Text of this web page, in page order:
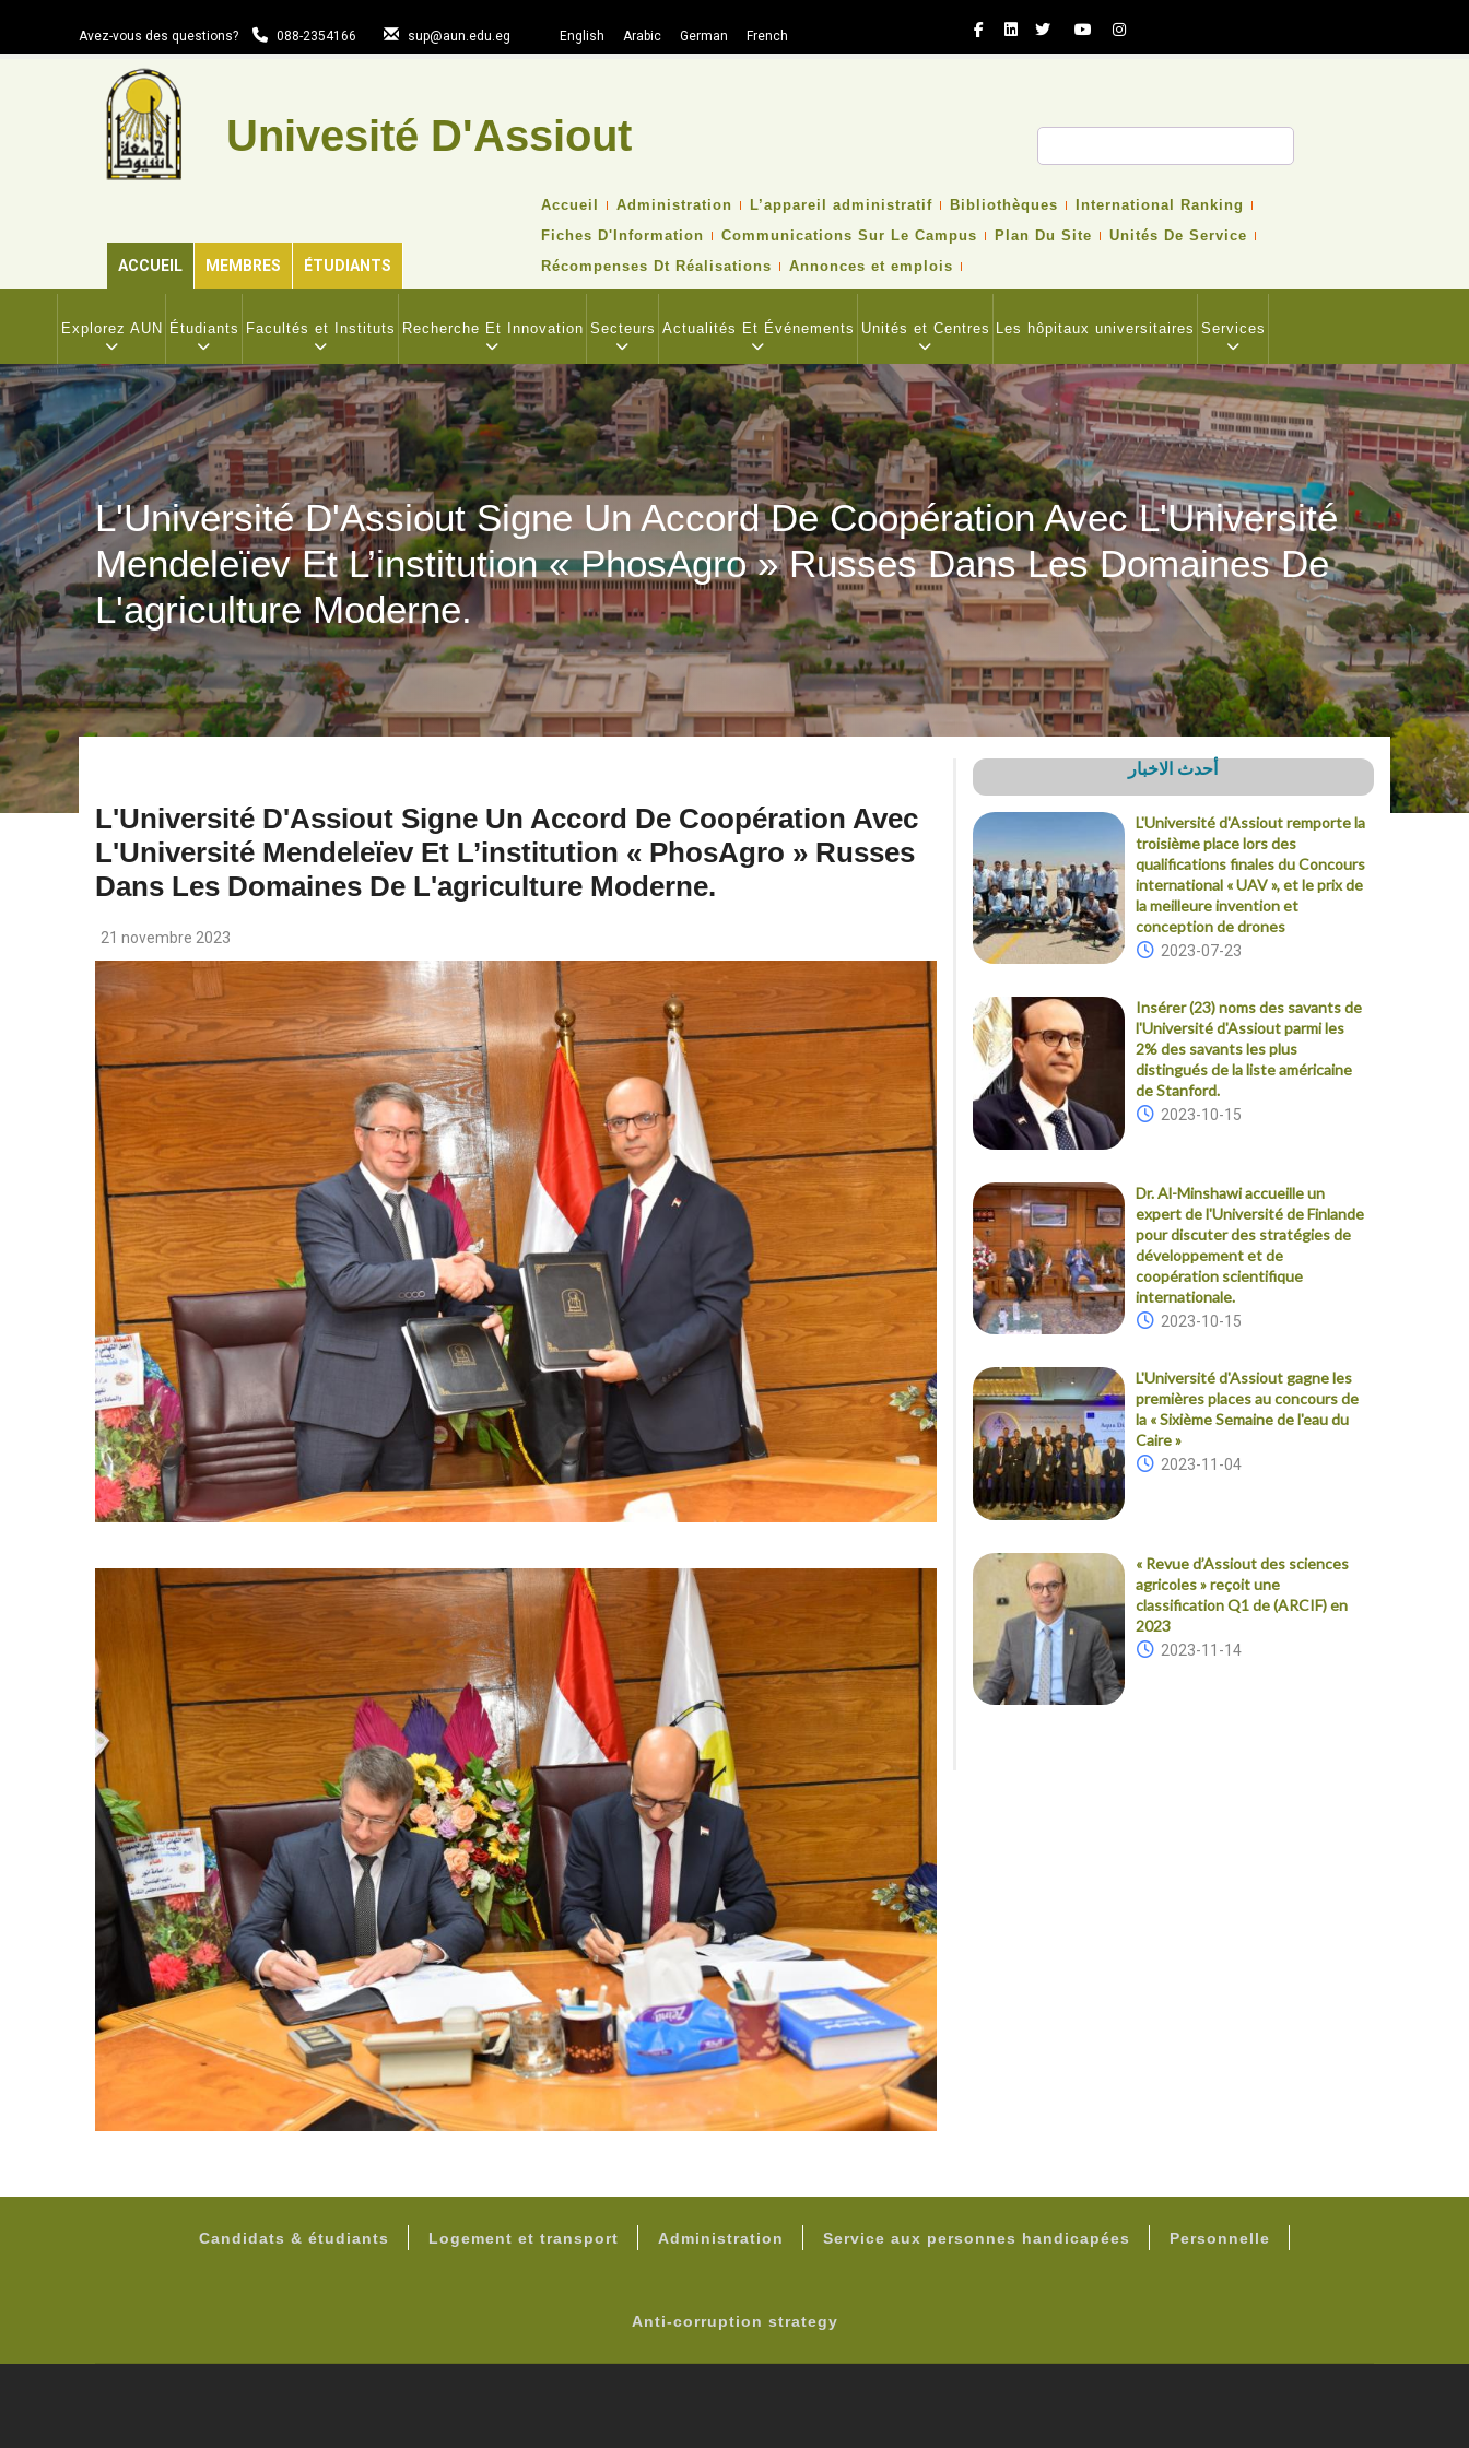
Avez-vous des questions? 088-2354166 sup@aun.edu.eg English Arabic German French
Univesité D'Assiout
ACCUEIL MEMBRES ÉTUDIANTS
TOP
NAVIGATION
MENU
Accueil Administration L’appareil administratif Bibliothèques
International Ranking
Fiches D'Information
Communications Sur Le Campus Plan Du Site
Unités De Service
Récompenses Dt Réalisations
Annonces et emplois
NAVIGATION
Explorez AUN Étudiants Facultés et Instituts Recherche Et Innovation Secteurs Actualités Et Événements Unités et Centres Les hôpitaux universitaires Services
L'Université D'Assiout Signe Un Accord De Coopération Avec L'Université
Mendeleïev Et L’institution « PhosAgro » Russes Dans Les Domaines De
L'agriculture Moderne.
L'Université D'Assiout Signe Un Accord De Coopération Avec
L'Université Mendeleïev Et L’institution « PhosAgro » Russes
Dans Les Domaines De L'agriculture Moderne.
21 novembre 2023
أحدث الاخبار
L'Université d'Assiout remporte la
troisième place lors des
qualifications finales du Concours
international « UAV », et le prix de
la meilleure invention et
conception de drones
2023-07-23
Insérer (23) noms des savants de
l'Université d'Assiout parmi les
2% des savants les plus
distingués de la liste américaine
de Stanford.
2023-10-15
Dr. Al-Minshawi accueille un
expert de l'Université de Finlande
pour discuter des stratégies de
développement et de
coopération scientifique
internationale.
2023-10-15
L'Université d'Assiout gagne les
premières places au concours de
la « Sixième Semaine de l'eau du
Caire »
2023-11-04
« Revue d’Assiout des sciences
agricoles » reçoit une
classification Q1 de (ARCIF) en
2023
2023-11-14
Candidats & étudiants Logement et transport Administration Service aux personnes handicapées Personnelle
Anti-corruption strategy